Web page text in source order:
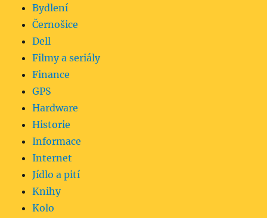
Bydlení
Černošice
Dell
Filmy a seriály
Finance
GPS
Hardware
Historie
Informace
Internet
Jídlo a pití
Knihy
Kolo